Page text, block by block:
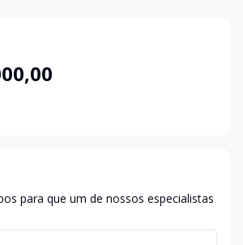
para que um de nossos especialistas